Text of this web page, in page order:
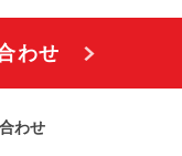
わせ
わせ